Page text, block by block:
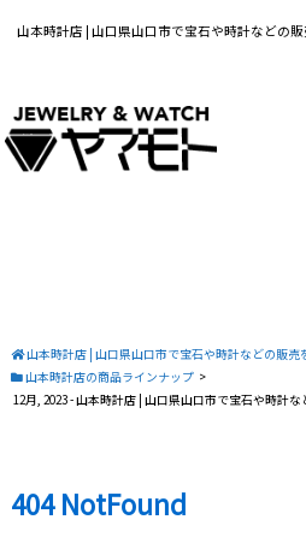
山本時計店 | 山口県山口市で宝石や時計などの販
山本時計店 | 山口県山口市で宝石や時計などの販売
山本時計店の商品ラインナップ >
12月, 2023 - 山本時計店 | 山口県山口市で宝石や時計な
404 NotFound